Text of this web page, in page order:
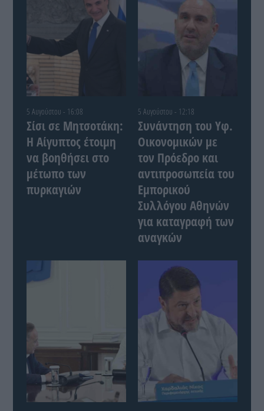
5 Αυγούστου - 16:08
Σίσι σε Μητσοτάκη:
Η Αίγυπτος έτοιμη
να βοηθήσει στο
μέτωπο των
πυρκαγιών
5 Αυγούστου - 12:18
Συνάντηση του Yφ.
Οικονομικών με
τον Πρόεδρο και
αντιπροσωπεία του
Εμπορικού
Συλλόγου Αθηνών
για καταγραφή των
αναγκών